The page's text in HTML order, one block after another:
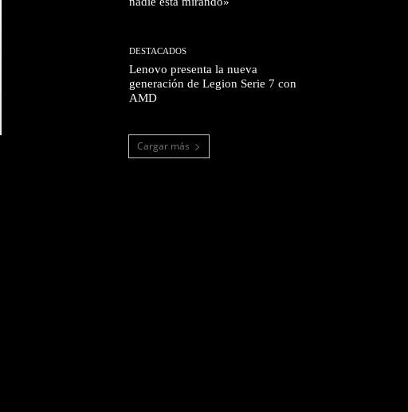
DESTACADOS
Lenovo presenta la nueva
generación de Legion Serie 7 con
AMD
Cargar más